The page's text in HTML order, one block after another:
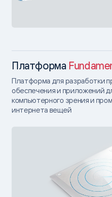
Платформа
Платформа для разработки
обеспечения и приложений
компьютерного зрения и
интернета вещей